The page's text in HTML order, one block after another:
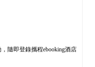
隨即登錄攜程ebooking酒店